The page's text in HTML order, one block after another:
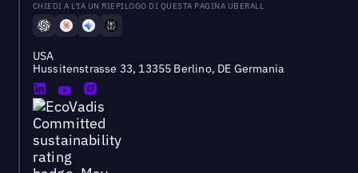
CHIEDI A L'IA UN RIEPILOGO DI QUESTA PAGINA UBERALL
USA
Hussitenstrasse 33, 13355 Berlino, DE Germania